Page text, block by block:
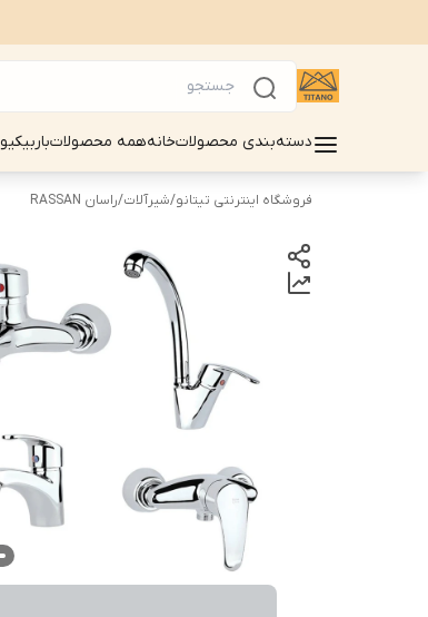
دسته‌بندی محصولاتخانههمه محصولاتباربیکیو BBQ
فروشگاه اینترنتی تیتانو/شیرآلات/راسان RASSAN